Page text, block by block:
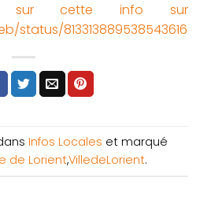
sur cette info sur
status/813313889538543616
Infos Locales et marqué
de Lorient,VilledeLorient.